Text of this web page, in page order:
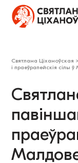
Святлана Ціханоўская >
і праеўрапейскія сілы